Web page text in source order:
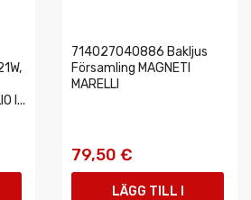
I...
714027040886 Bakljus
Församling MAGNETI
MARELLI
79,50 €
LÄGG TILL I